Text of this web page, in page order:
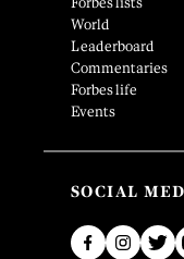
World
Leaderboard
Commentaries
Forbes life
Events
SOCIAL